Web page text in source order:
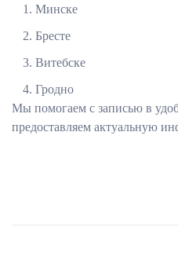
Минске
Бресте
Витебске
Гродно
Мы помогаем с записью в
предоставляем актуальную